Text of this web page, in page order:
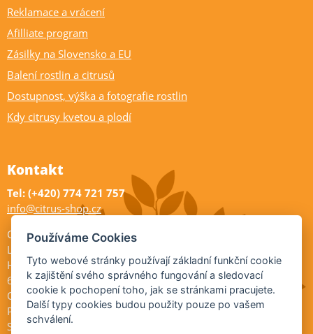
Reklamace a vrácení
Afilliate program
Zásilky na Slovensko a EU
Balení rostlin a citrusů
Dostupnost, výška a fotografie rostlin
Kdy citrusy kvetou a plodí
Kontakt
Tel: (+420) 774 721 757
info@citrus-shop.cz
Citrus shop zahradnictví
Legionářů 2
Hodonín
695 01
Otevřeno:
Po-Pá 9-17
So 9-11:30
Používáme Cookies
Tyto webové stránky používají základní funkční cookie
k zajištění svého správného fungování a sledovací
cookie k pochopení toho, jak se stránkami pracujete.
Další typy cookies budou použity pouze po vašem
schválení.